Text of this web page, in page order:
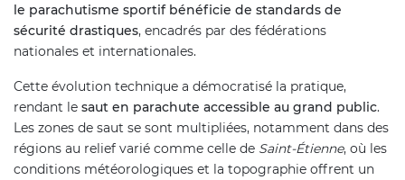
le parachutisme sportif bénéficie de standards de
sécurité drastiques, encadrés par des fédérations
nationales et internationales.
Cette évolution technique a démocratisé la pratique,
rendant le saut en parachute accessible au grand public.
Les zones de saut se sont multipliées, notamment dans des
régions au relief varié comme celle de Saint-Étienne, où les
conditions météorologiques et la topographie offrent un